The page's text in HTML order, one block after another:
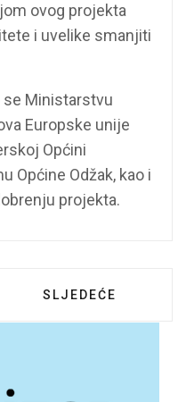
ovog projekta
i uvelike smanjiti
Ministarstvu
Europske unije
Općini
Općine Odžak, kao i
projekta.
ODRŽAN RADNI
SLJEDEĆI ČLANAK:
SLJEDEĆE